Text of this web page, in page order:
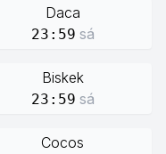
Daca
23:59 sá
Biskek
23:59 sá
Cocos